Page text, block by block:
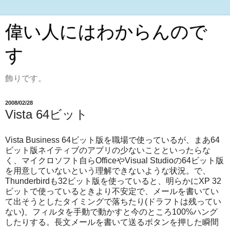
偉い人にはわからんので
す
飾りです。
2008/02/28
Vista 64ビット
Vista Business 64ビット版を職場で使っているが、まあ64
ビット版ネイティブのアプリの少ないことといったらな
く、マイクロソフト自らOfficeやVisual Studioの64ビット版
を用意していないという理解できないような状況。で、
Thunderbirdも32ビット版を使っていると、明らかにXP 32
ビットで使っているときより不安定で、メールを書いてい
て出そうとしたタイミングで落ちたり(ドラフトは残ってい
ない)、フィルタを手動で動かすと今のところ100%ハング
したりする。長文メールを書いて送るボタンを押した瞬間